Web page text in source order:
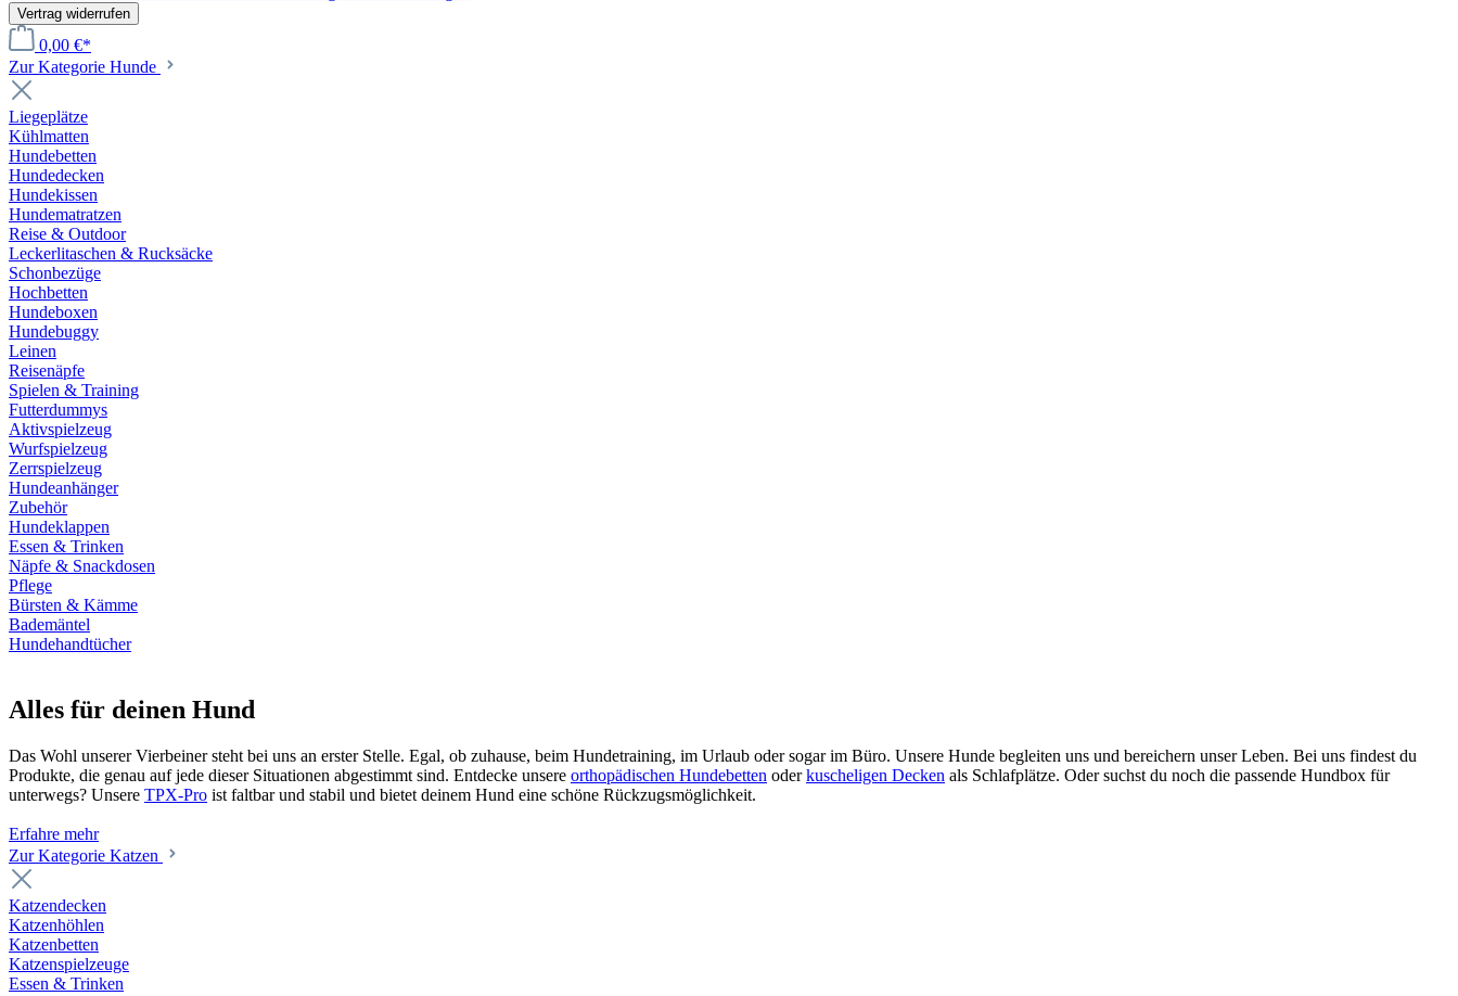
Vertrag widerrufen
0,00 €*
Zur Kategorie Hunde
Liegeplätze
Kühlmatten
Hundebetten
Hundedecken
Hundekissen
Hundematratzen
Reise & Outdoor
Leckerlitaschen & Rucksäcke
Schonbezüge
Hochbetten
Hundeboxen
Hundebuggy
Leinen
Reisenäpfe
Spielen & Training
Futterdummys
Aktivspielzeug
Wurfspielzeug
Zerrspielzeug
Hundeanhänger
Zubehör
Hundeklappen
Essen & Trinken
Näpfe & Snackdosen
Pflege
Bürsten & Kämme
Bademäntel
Hundehandtücher
Alles für deinen Hund
Das Wohl unserer Vierbeiner steht bei uns an erster Stelle. Egal, ob zuhause, beim Hundetraining, im Urlaub oder sogar im Büro. Unsere Hunde begleiten uns und bereichern unser Leben. Bei uns findest du
Produkte, die genau auf jede dieser Situationen abgestimmt sind. Entdecke unsere orthopädischen Hundebetten oderkuscheligen Decken als Schlafplätze. Oder suchst du noch die passende Hundbox für
unterwegs? Unsere TPX-Pro ist faltbar und stabil und bietet deinem Hund eine schöne Rückzugsmöglichkeit.
Erfahre mehr
Zur Kategorie Katzen
Katzendecken
Katzenhöhlen
Katzenbetten
Katzenspielzeuge
Essen & Trinken